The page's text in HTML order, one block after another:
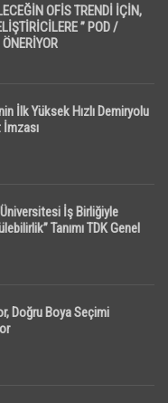
OFİS TRENDİ İÇİN,
” POD /
İlk Yüksek Hızlı Demiryolu
İş Birliğiyle
Tanımı TDK Genel
Doğru Boya Seçimi